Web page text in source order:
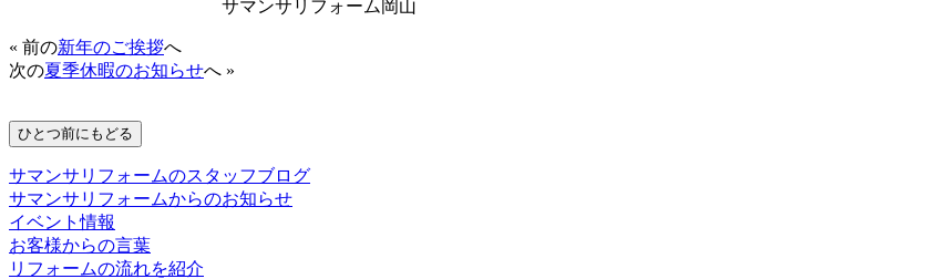
サマンサリフォーム岡山
« 前の新年のご挨拶へ
次の夏季休暇のお知らせへ »
サマンサリフォームのスタッフブログ
サマンサリフォームからのお知らせ
イベント情報
お客様からの言葉
リフォームの流れを紹介